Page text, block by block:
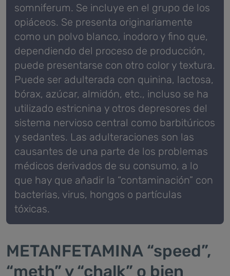
somniferum. Se incluye en el grupo de los
opiáceos. Se presenta originariamente
como un polvo blanco, inodoro y fino que,
dependiendo del proceso de producción,
puede presentarse con otro color y textura.
Puede ser adulterada con quinina, lactosa,
bórax, azúcar, almidón, etc., incluso se ha
utilizado estricnina y otros depresores del
sistema nervioso central como barbitúricos
y sedantes. Las adulteraciones son las
causantes de una parte de los problemas
médicos derivados de su consumo, a lo
que hay que añadir la “contaminación” con
bacterias, virus, hongos o partículas
tóxicas.
METANFETAMINA “speed”,
“meth” y “chalk” o bien